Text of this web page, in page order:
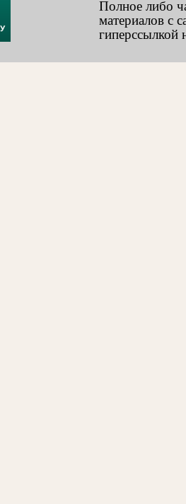
Полное либо
материалов с
гиперссылкой